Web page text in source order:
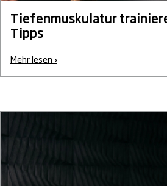
Tiefenmuskulatur
Tipps
Mehr lesen ›